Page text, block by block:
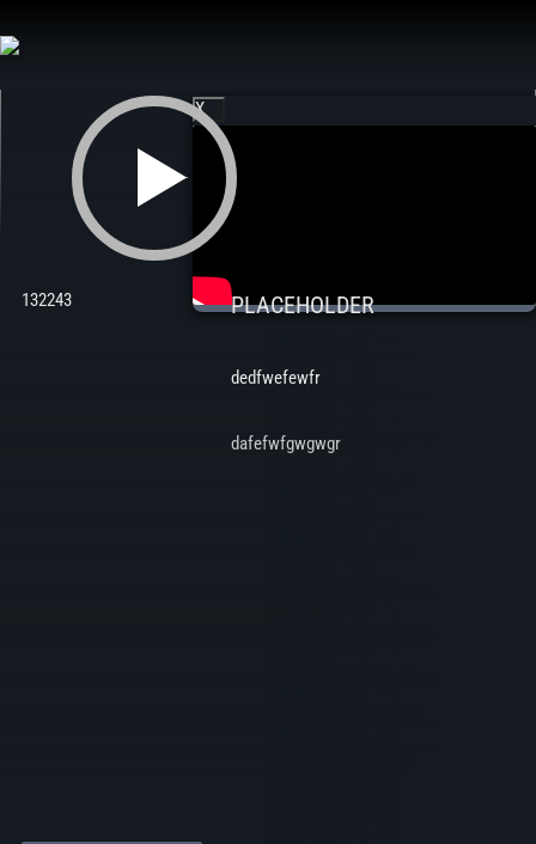
au
X
132243 PLACEHOLDER
dedfwefewfr
dafefwfgwgwgr